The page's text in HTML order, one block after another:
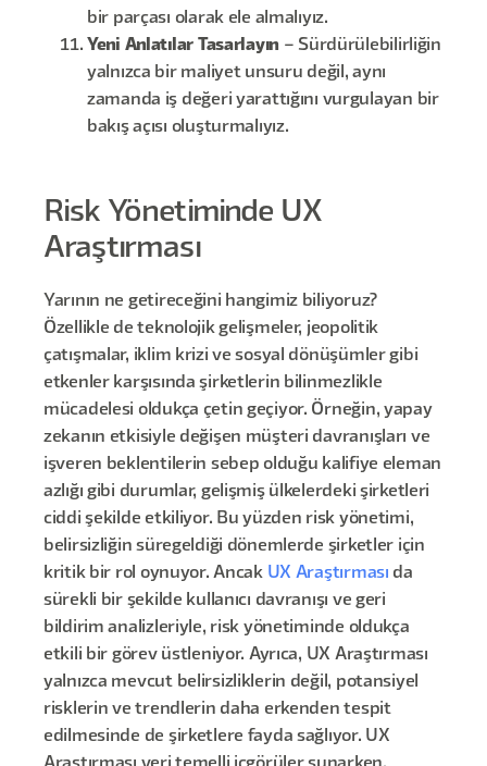
bir parçası olarak ele almalıyız.
Yeni Anlatılar Tasarlayın – Sürdürülebilirliğin
yalnızca bir maliyet unsuru değil, aynı
zamanda iş değeri yarattığını vurgulayan bir
bakış açısı oluşturmalıyız.
Risk Yönetiminde UX
Araştırması
Yarının ne getireceğini hangimiz biliyoruz?
Özellikle de teknolojik gelişmeler, jeopolitik
çatışmalar, iklim krizi ve sosyal dönüşümler gibi
etkenler karşısında şirketlerin bilinmezlikle
mücadelesi oldukça çetin geçiyor. Örneğin, yapay
zekanın etkisiyle değişen müşteri davranışları ve
işveren beklentilerin sebep olduğu kalifiye eleman
azlığı gibi durumlar, gelişmiş ülkelerdeki şirketleri
ciddi şekilde etkiliyor. Bu yüzden risk yönetimi,
belirsizliğin süregeldiği dönemlerde şirketler için
kritik bir rol oynuyor. Ancak UX Araştırması da
sürekli bir şekilde kullanıcı davranışı ve geri
bildirim analizleriyle, risk yönetiminde oldukça
etkili bir görev üstleniyor. Ayrıca, UX Araştırması
yalnızca mevcut belirsizliklerin değil, potansiyel
risklerin ve trendlerin daha erkenden tespit
edilmesinde de şirketlere fayda sağlıyor. UX